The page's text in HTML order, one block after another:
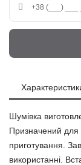
Шумівка
Призначений для
приготування.
використанні.